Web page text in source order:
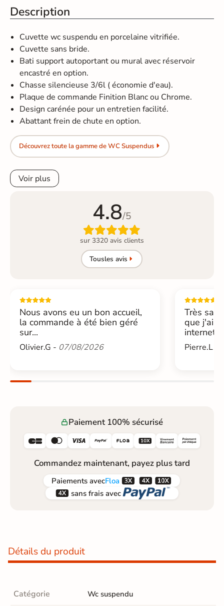
Description
Cuvette wc suspendu en porcelaine vitrifiée.
Cuvette sans bride.
Bati support autoportant ou mural avec réservoir
encastré en option.
Chasse silencieuse 3/6l ( économie d'eau).
Plaque de commande Finition Blanc ou Chrome.
Design carénée pour un entretien facilité.
Abattant frein de chute en option.
Découvrez toute la gamme de WC Suspendus
Voir plus
4.8/5

sur 3320 avis clients
Tousles avis
Nous avons eu un bon accueil,
la commande à été bien géré
sur...
Olivier.G - 07/08/2026
Très
que j'ai
internet....
Pierre.L -
Paiement 100% sécurisé
     
Commandez maintenant, payez plus tard
Paiements avecFloa  
 sans frais avec 
Détails du produit
Catégorie Wc suspendu